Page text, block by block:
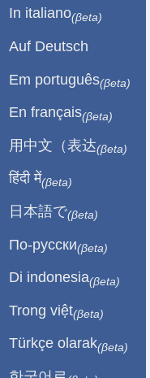
In italiano(βeta)
Auf Deutsch
Em português(βeta)
En français(βeta)
用中文（表达(βeta)
हिंदी में(βeta)
日本語で(βeta)
По-русски(βeta)
Di indonesia(βeta)
Trong việt(βeta)
Türkçe olarak(βeta)